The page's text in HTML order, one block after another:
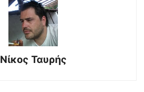
Νίκος Ταυρής